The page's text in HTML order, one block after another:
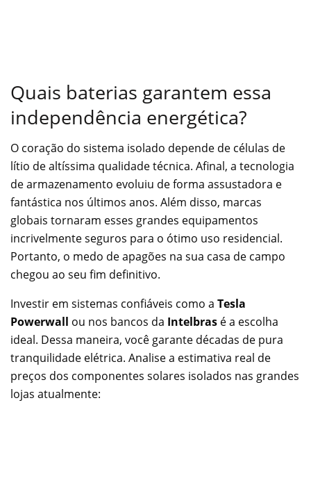
Quais baterias garantem essa
independência energética?
O coração do sistema isolado depende de células de
lítio de altíssima qualidade técnica. Afinal, a tecnologia
de armazenamento evoluiu de forma assustadora e
fantástica nos últimos anos. Além disso, marcas
globais tornaram esses grandes equipamentos
incrivelmente seguros para o ótimo uso residencial.
Portanto, o medo de apagões na sua casa de campo
chegou ao seu fim definitivo.
Investir em sistemas confiáveis como a Tesla
Powerwall ou nos bancos da Intelbras é a escolha
ideal. Dessa maneira, você garante décadas de pura
tranquilidade elétrica. Analise a estimativa real de
preços dos componentes solares isolados nas grandes
lojas atualmente: